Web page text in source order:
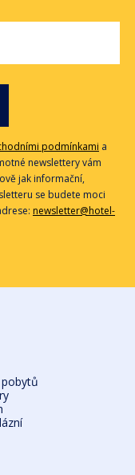
podmínkami a
newslettery vám
jak informační,
se budete moci
newsletter@hotel-